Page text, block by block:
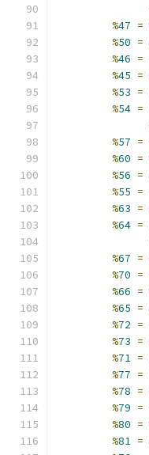
%47 =
%50 =
%46 =
%45 =
%53 =
%54 =
%57 =
%60 =
%56 =
%55 =
%63 =
%64 =
%67 =
%70 =
%66 =
%65 =
%72 =
%73 =
%71 =
%77 =
%78 =
%79 =
%80 =
%81 =